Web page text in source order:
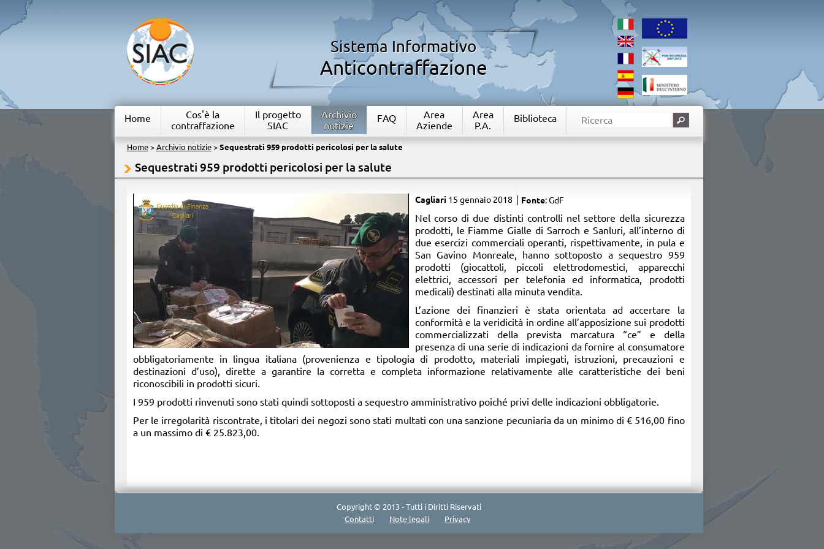
Sistema Informativo
Anticontraffazione
Home
Cos'è la
contraffazione
Il progetto
SIAC
Archivio
notizie
FAQ
Area
Aziende
Area
P.A.
Biblioteca
Home> Archivio notizie> Sequestrati 959 prodotti pericolosi per la salute
Sequestrati 959 prodotti pericolosi per la salute
Cagliari 15 gennaio 2018 Fonte: GdF
​Nel corso di due distinti controlli nel settore della sicurezza
prodotti, le Fiamme Gialle di Sarroch e Sanluri, all’interno di
due esercizi commerciali operanti, rispettivamente, in pula e
San Gavino Monreale, hanno sottoposto a sequestro 959
prodotti (giocattoli, piccoli elettrodomestici, apparecchi
elettrici, accessori per telefonia ed informatica, prodotti
medicali) destinati alla minuta vendita.
L’azione dei finanzieri è stata orientata ad accertare la
conformità e la veridicità in ordine all’apposizione sui prodotti
commercializzati della prevista marcatura “ce” e della
presenza di una serie di indicazioni da fornire al consumatore
obbligatoriamente in lingua italiana (provenienza e tipologia di prodotto, materiali impiegati, istruzioni, precauzioni e
destinazioni d’uso), dirette a garantire la corretta e completa informazione relativamente alle caratteristiche dei beni
riconoscibili in prodotti sicuri.
I 959 prodotti rinvenuti sono stati quindi sottoposti a sequestro amministrativo poiché privi delle indicazioni obbligatorie.
Per le irregolarità riscontrate, i titolari dei negozi sono stati multati con una sanzione pecuniaria da un minimo di € 516,00 fino
a un massimo di € 25.823,00.
Copyright © 2013 - Tutti i Diritti Riservati
Contatti
Note legali Privacy